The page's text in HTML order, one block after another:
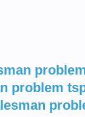
problem